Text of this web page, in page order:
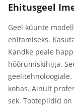
Ehitusgeel
Geel küünte
ehitamiseks.
Kandke peale
hõõrumiskihiga.
kohas. Ainult
sek. Tootepildid